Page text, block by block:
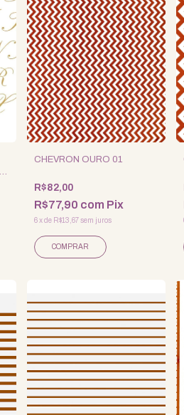
CHEVRON OURO 01
R$82,00
R$77,90 com Pix
6 xde R$13,67 sem juros